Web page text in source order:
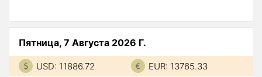
Пятница, 7 Августа 2026 Г.
USD: 11886.72 EUR: 13765.33